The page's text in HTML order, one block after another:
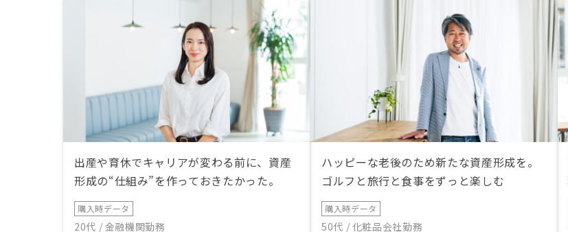
出産や育休でキャリアが変わる前に、資産
形成の“仕組み”を作っておきたかった。
購入時データ
20代 / 金融機関勤務
ハッピーな老後のため新たな資産形成を。
ゴルフと旅行と食事をずっと楽しむ
購入時データ
50代 / 化粧品会社勤務